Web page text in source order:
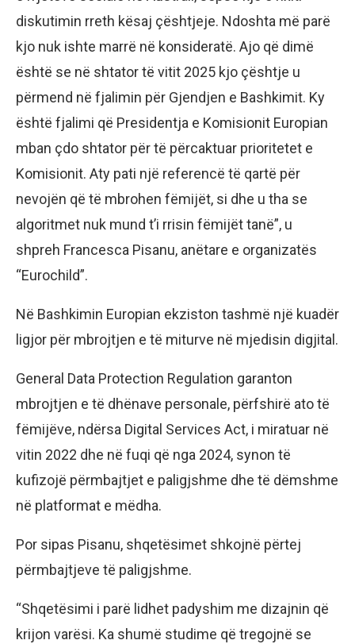
diskutimin rreth kësaj çështjeje. Ndoshta më parë
kjo nuk ishte marrë në konsideratë. Ajo që dimë
është se në shtator të vitit 2025 kjo çështje u
përmend në fjalimin për Gjendjen e Bashkimit. Ky
është fjalimi që Presidentja e Komisionit Europian
mban çdo shtator për të përcaktuar prioritetet e
Komisionit. Aty pati një referencë të qartë për
nevojën që të mbrohen fëmijët, si dhe u tha se
algoritmet nuk mund t’i rrisin fëmijët tanë”, u
shpreh Francesca Pisanu, anëtare e organizatës
“Eurochild”.
Në Bashkimin Europian ekziston tashmë një kuadër
ligjor për mbrojtjen e të miturve në mjedisin digjital.
General Data Protection Regulation garanton
mbrojtjen e të dhënave personale, përfshirë ato të
fëmijëve, ndërsa Digital Services Act, i miratuar në
vitin 2022 dhe në fuqi që nga 2024, synon të
kufizojë përmbajtjet e paligjshme dhe të dëmshme
në platformat e mëdha.
Por sipas Pisanu, shqetësimet shkojnë përtej
përmbajtjeve të paligjshme.
“Shqetësimi i parë lidhet padyshim me dizajnin që
krijon varësi. Ka shumë studime që tregojnë se